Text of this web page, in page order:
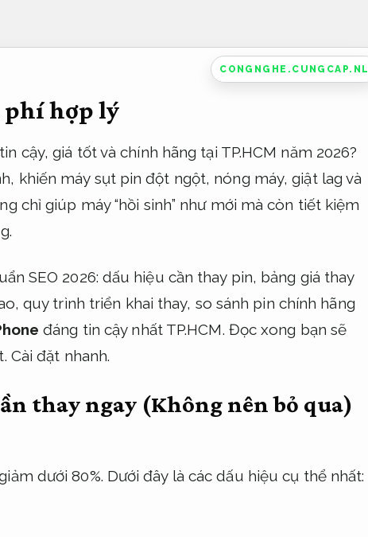
CONGNGHE.CUNGCAP.NL
hợp lý
cậy, giá tốt và chính hãng tại TP.HCM năm 2026?
khiến máy sụt pin đột ngột, nóng máy, giật lag và
chỉ giúp máy “hồi sinh” như mới mà còn tiết kiệm
SEO 2026: dấu hiệu cần thay pin, bảng giá thay
quy trình triển khai thay, so sánh pin chính hãng
đáng tin cậy nhất TP.HCM. Đọc xong bạn sẽ
Cài đặt nhanh.
thay ngay (Không nên bỏ qua)
dưới 80%. Dưới đây là các dấu hiệu cụ thể nhất: